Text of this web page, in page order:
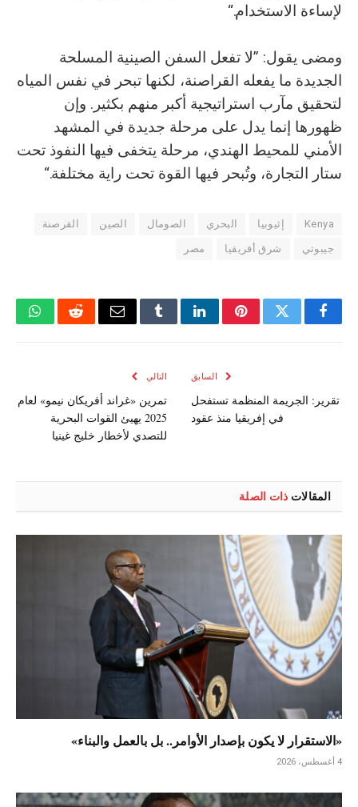
لإساءة الاستخدام.“
ومضى يقول: ”لا تفعل السفن الصينية المسلحة
الجديدة ما يفعله القراصنة، لكنها تبحر في نفس المياه
لتحقيق مآرب استراتيجية أكبر منهم بكثير. وإن
ظهورها إنما يدل على مرحلة جديدة في المشهد
الأمني للمحيط الهندي، مرحلة يتخفى فيها النفوذ تحت
ستار التجارة، وتُبحر فيها القوة تحت راية مختلفة.“
Kenya إثيوبيا البحري الصومال الصين القرصنة
جيبوتي شرق أفريقيا مصر
فيسبوكتويتر بينتيريستلينكدإنTumblrالبريد
رديت
السابق
تقرير: الجريمة المنظمة تستفحل
في إفريقيا منذ عقود
التالي
تمرين «غراند أفريكان نيمو» لعام
2025 يهيئ القوات البحرية
للتصدي لأخطار خليج غينيا
المقالات ذات الصلة
«الاستقرار لا يكون بإصدار الأوامر.. بل بالعمل والبناء»
4 أغسطس، 2026